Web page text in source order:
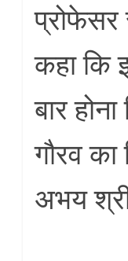
प्रोफेसर
कहा कि
बार
गौरव का
अभय